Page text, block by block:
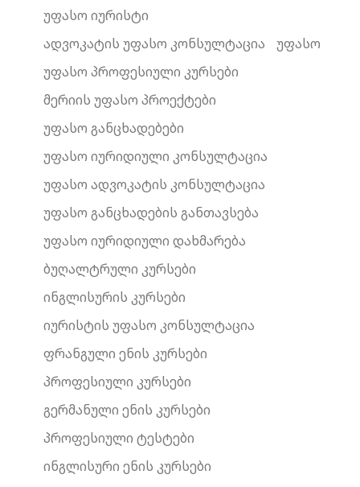
უფასო იურისტი
ადვოკატის უფასო კონსულტაცია
უფასო
უფასო პროფესიული კურსები
მერიის უფასო პროექტები
უფასო განცხადებები
უფასო იურიდიული კონსულტაცია
უფასო ადვოკატის კონსულტაცია
უფასო განცხადების განთავსება
უფასო იურიდიული დახმარება
ბუღალტრული კურსები
ინგლისურის კურსები
იურისტის უფასო კონსულტაცია
ფრანგული ენის კურსები
პროფესიული კურსები
გერმანული ენის კურსები
პროფესიული ტესტები
ინგლისური ენის კურსები